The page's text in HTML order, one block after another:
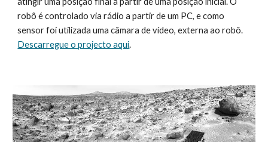
robô é controlado via rádio a partir de um PC, e como
Descarregue o projecto aqui.